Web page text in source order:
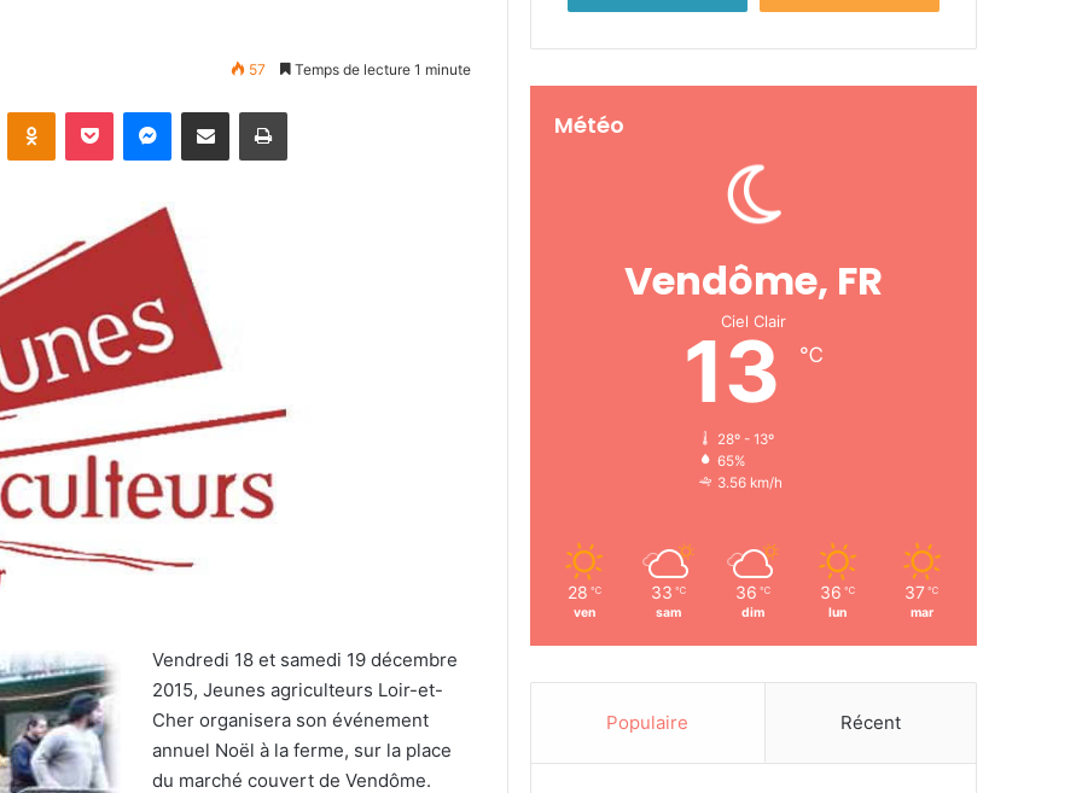
57 Temps de lecture 1 minute
Vendredi 18 et samedi 19 décembre
2015, Jeunes agriculteurs Loir-et-
Cher organisera son événement
annuel Noël à la ferme, sur la place
du marché couvert de Vendôme.
Météo
Vendôme, FR
Ciel Clair
13 ℃
28º - 13º
65%
3.56 km/h
28 ℃
ven
33 ℃
sam
36 ℃
dim
36 ℃
lun
37 ℃
mar
Populaire Récent